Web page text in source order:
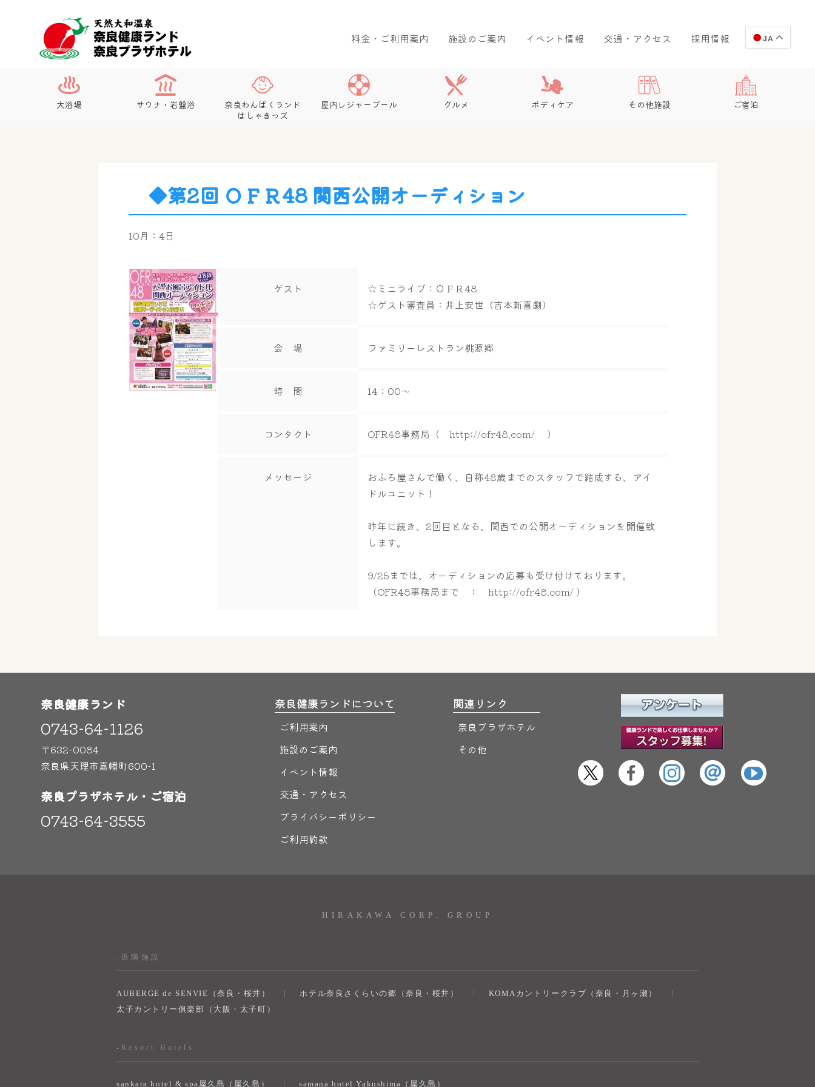
料金・ご利用案内 施設のご案内 イベント情報 交通・アクセス 採用情報 JA
大浴場 サウナ・岩盤浴
奈良わんぱくランド
はしゃきっズ
屋内レジャープール グルメ ボディケア その他施設 ご宿泊
◆第2回 ＯＦＲ48 関西公開オーディション
10月：4日
ゲスト
☆ミニライブ：ＯＦＲ48
☆ゲスト審査員：井上安世（吉本新喜劇）
会 場 ファミリーレストラン桃源郷
時 間 14：00～
コンタクト OFR48事務局（ http://ofr48.com/ ）
メッセージ
おふろ屋さんで働く、自称48歳までのスタッフで結成する、アイ
ドルユニット！
昨年に続き、2回目となる、関西での公開オーディションを開催致
します。
9/25までは、オーディションの応募も受け付けております。
（OFR48事務局まで ： http://ofr48.com/ ）
奈良健康ランド
0743-64-1126
〒632-0084
奈良県天理市嘉幡町600-1
奈良プラザホテル・ご宿泊
0743-64-3555
奈良健康ランドについて
ご利用案内
施設のご案内
イベント情報
交通・アクセス
プライバシーポリシー
ご利用約款
関連リンク
奈良プラザホテル
その他
HIRAKAWA CORP. GROUP
-近隣施設
AUBERGE de SENVIE（奈良・桜井） ホテル奈良さくらいの郷（奈良・桜井）
KOMAカントリークラブ（奈良・月ヶ瀬）
太子カントリー俱楽部（大阪・太子町）
-Resort Hotels
sankara hotel & spa屋久島（屋久島） samana hotel Yakushima（屋久島）
奈良健康ランド
AIコンシェルジュ